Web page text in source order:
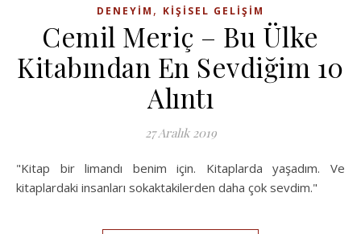
DENEYIM , KIŞISEL GELIŞIM
Cemil Meriç – Bu Ülke
Kitabından En Sevdiğim 10
Alıntı
27 Aralık 2019
"Kitap bir limandı benim için. Kitaplarda yaşadım. Ve
kitaplardaki insanları sokaktakilerden daha çok sevdim."